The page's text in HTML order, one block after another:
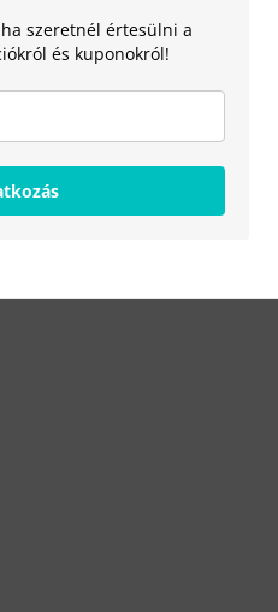
szeretnél értesülni a
és kuponokról!